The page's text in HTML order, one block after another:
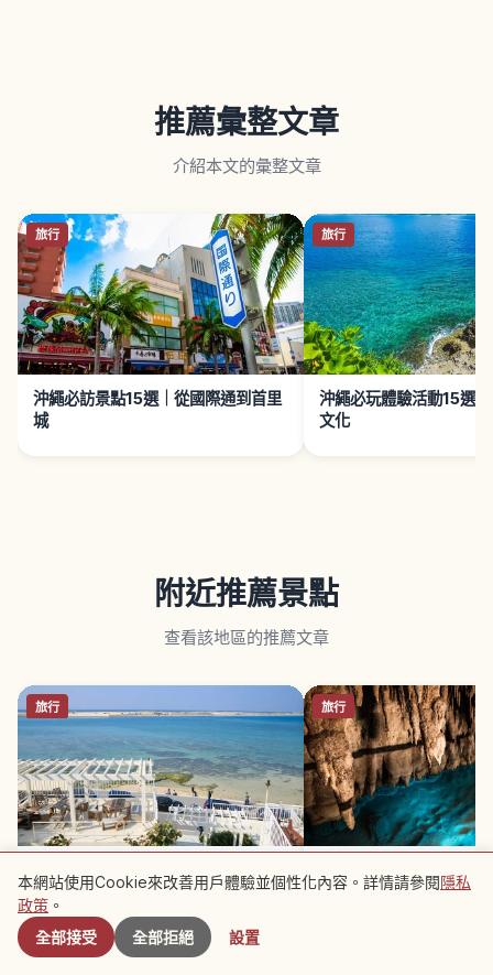
推薦彙整文章
介紹本文的彙整文章
旅行
沖繩必訪景點15選｜從國際通到首里
城
旅行
沖繩必玩體驗活動15選
文化
附近推薦景點
查看該地區的推薦文章
旅行
島白色山城與夕陽美食
旅行
Okinawa World 樂園
附近景點
本網站使用Cookie來改善用戶體驗並個性化內容。詳情請參閱隱私
政策 。
全部接受
全部拒絕 設置